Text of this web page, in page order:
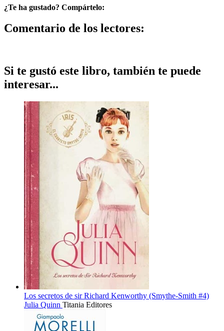
¿Te ha gustado? Compártelo:
Comentario de los lectores:
Si te gustó este libro, también te puede
interesar...
Los secretos de sir Richard Kenworthy (Smythe-Smith #4)
Julia Quinn Titania Editores